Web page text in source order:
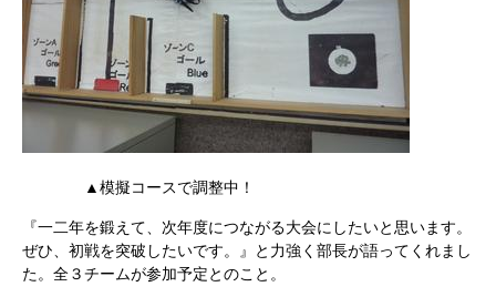
▲模擬コースで調整中！
『一二年を鍛えて、次年度につながる大会にしたいと思います。
ぜひ、初戦を突破したいです。』と力強く部長が語ってくれまし
た。全３チームが参加予定とのこと。